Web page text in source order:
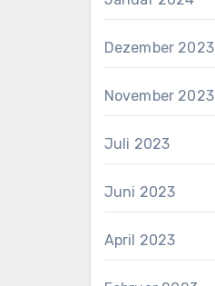
Dezember 2023
November 2023
Juli 2023
Juni 2023
April 2023